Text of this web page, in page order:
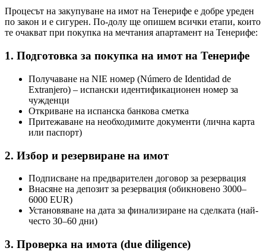
Процесът на закупуване на имот на Тенерифе е добре уреден
по закон и е сигурен. По-долу ще опишем всички етапи, които
те очакват при покупка на мечтания апартамент на Тенерифе:
1. Подготовка за покупка на имот на Тенерифе
Получаване на NIE номер (Número de Identidad de
Extranjero) – испански идентификационен номер за
чужденци
Откриване на испанска банкова сметка
Притежаване на необходимите документи (лична карта
или паспорт)
2. Избор и резервиране на имот
Подписване на предварителен договор за резервация
Внасяне на депозит за резервация (обикновено 3000–
6000 EUR)
Установяване на дата за финализиране на сделката (най-
често 30–60 дни)
3. Проверка на имота (due diligence)